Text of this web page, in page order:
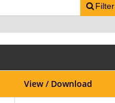
Filter
View / Download